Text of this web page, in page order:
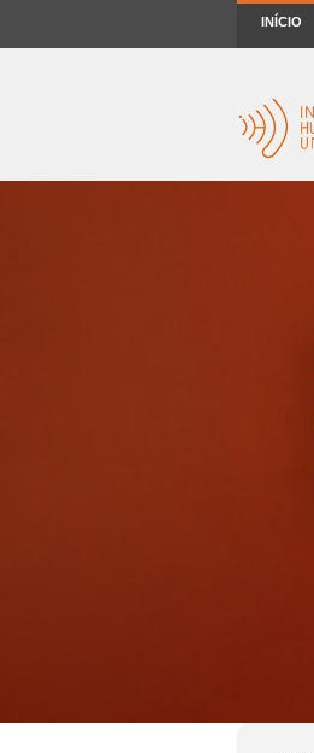
INÍCIO